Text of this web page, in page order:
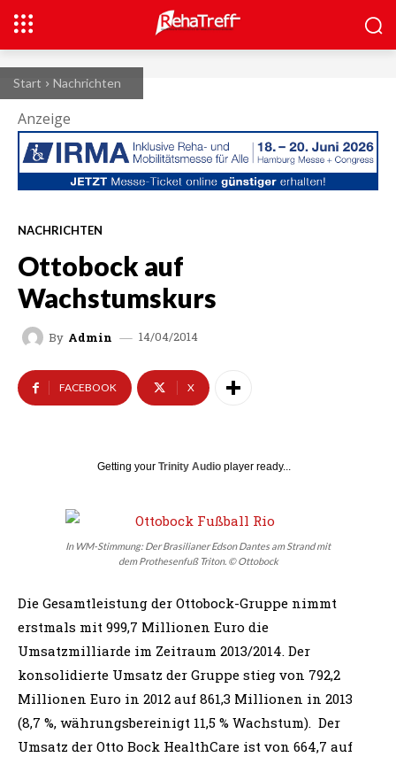
Start Nachrichten
Anzeige
NACHRICHTEN
Ottobock auf
Wachstumskurs
By Admin 14/04/2014
FACEBOOK X
Getting your Trinity Audio player ready...
In WM-Stimmung: Der Brasilianer Edson Dantes am Strand mit
dem Prothesenfuß Triton. © Ottobock
Die Gesamtleistung der Ottobock-Gruppe nimmt
erstmals mit 999,7 Millionen Euro die
Umsatzmilliarde im Zeitraum 2013/2014. Der
konsolidierte Umsatz der Gruppe stieg von 792,2
Millionen Euro in 2012 auf 861,3 Millionen in 2013
(8,7 %, währungsbereinigt 11,5 % Wachstum). Der
Umsatz der Otto Bock HealthCare ist von 664,7 auf